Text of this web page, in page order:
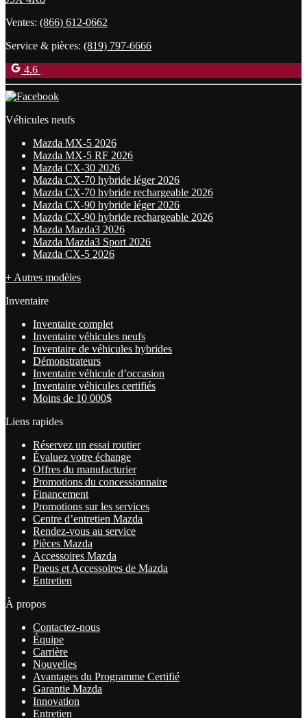
Ventes: (866) 612-0662
Service & pièces: (819) 797-6666
4.6
Véhicules neufs
Mazda MX-5 2026
Mazda MX-5 RF 2026
Mazda CX-30 2026
Mazda CX-70 hybride léger 2026
Mazda CX-70 hybride rechargeable 2026
Mazda CX-90 hybride léger 2026
Mazda CX-90 hybride rechargeable 2026
Mazda Mazda3 2026
Mazda Mazda3 Sport 2026
Mazda CX-5 2026
+ Autres modèles
Inventaire
Inventaire complet
Inventaire véhicules neufs
Inventaire de véhicules hybrides
Démonstrateurs
Inventaire véhicule d’occasion
Inventaire véhicules certifiés
Moins de 10 000$
Liens rapides
Réservez un essai routier
Évaluez votre échange
Offres du manufacturier
Promotions du concessionnaire
Financement
Promotions sur les services
Centre d’entretien Mazda
Rendez-vous au service
Pièces Mazda
Accessoires Mazda
Pneus et Accessoires de Mazda
Entretien
À propos
Contactez-nous
Équipe
Carrière
Nouvelles
Avantages du Programme Certifié
Garantie Mazda
Innovation
Entretien